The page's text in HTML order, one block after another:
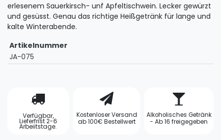
erlesenem Sauerkirsch- unf Apfeltischwein. Lecker gewürzt
und gesüsst. Genau das richtige Heißgetränk für lange und
kalte Winterabende.
Artikelnummer
JA-075
Verfügbar,
Lieferfrist 2-6
Arbeiitstage.
Kostenloser Versand
ab 100€ Bestellwert
Alkoholisches Getränk
- Ab 16 freigegeben